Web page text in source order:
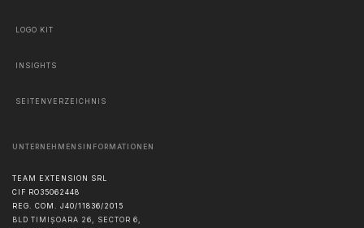
LOGO KIT
INSIGHTS
SEITENVERZEICHNIS
UNTERNEHMENSINFORMATIONEN
TEAM EXTENSION SRL
CIF RO35062448
REG. COM. J40/11836/2015
BLD TIMIȘOARA 26, SECTOR 6,